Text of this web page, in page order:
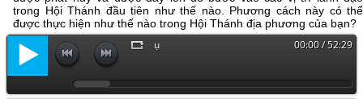
trong Hội Thánh đầu tiên như thế nào. Phương cách này có thể
được thực hiện như thế nào trong Hội Thánh địa phương của bạn?
Khuôn Mẫu Về Đào Tạo Chức Vụ 00:00 / 52:29